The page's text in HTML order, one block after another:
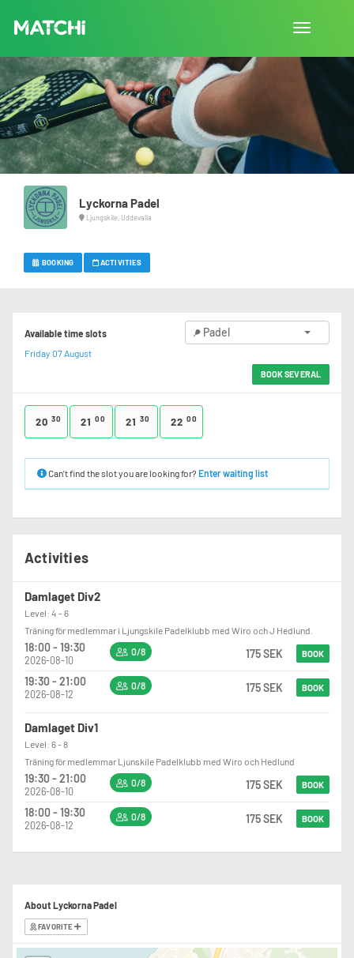
Toggle
Lyckorna Padel
Ljungskile, Uddevalla
BOOKING ACTIVITIES
Available time slots
Friday 07 August
Padel
BOOK SEVERAL
20 30 21 00 21 30 22 00
Can’t find the slot you are looking for? Enter waiting list
Activities
Damlaget Div2
Level: 4 - 6
Träning för medlemmar i Ljungskile Padelklubb med Wiro och J Hedlund.
18:00 - 19:30
2026-08-10
0/8 175 SEK BOOK
19:30 - 21:00
2026-08-12
0/8 175 SEK BOOK
Damlaget Div1
Level: 6 - 8
Träning för medlemmar Ljunskile Padelklubb med Wiro och Hedlund
19:30 - 21:00
2026-08-10
0/8 175 SEK BOOK
18:00 - 19:30
2026-08-12
0/8 175 SEK BOOK
About Lyckorna Padel
FAVORITE